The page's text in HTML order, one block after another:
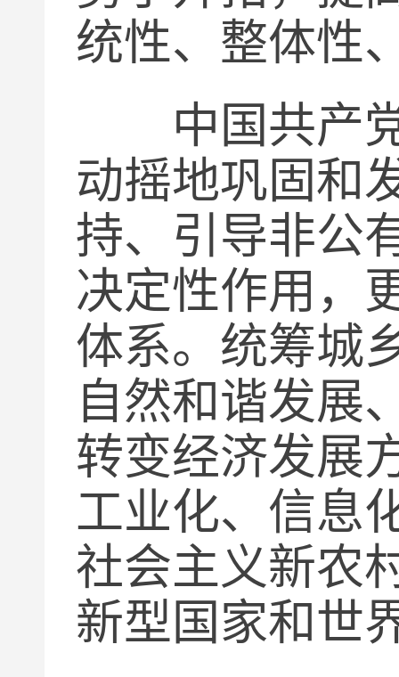
统性、整体性
中国共产党
动摇地巩固和
持、引导非公
决定性作用，
体系。统筹城
自然和谐发展
转变经济发展
工业化、信息
社会主义新农
新型国家和世